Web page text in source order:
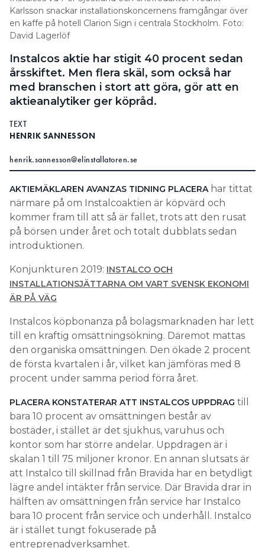
Information om GDPR
Search for:
SEARCH
Karlsson snackar installationskoncernens framgångar över
en kaffe på hotell Clarion Sign i centrala Stockholm. Foto:
David Lagerlöf
Instalcos aktie har stigit 40 procent sedan
årsskiftet. Men flera skäl, som också har
med branschen i stort att göra, gör att en
aktieanalytiker ger köpråd.
TEXT
HENRIK SANNESSON
henrik.sannesson@elinstallatoren.se
AKTIEMÄKLAREN AVANZAS TIDNING PLACERA har tittat
närmare på om Instalcoaktien är köpvärd och
kommer fram till att så är fallet, trots att den rusat
på börsen under året och totalt dubblats sedan
introduktionen.
Konjunkturen 2019: INSTALCO OCH
INSTALLATIONSJÄTTARNA OM VART SVENSK EKONOMI
ÄR PÅ VÄG
Instalcos köpbonanza på bolagsmarknaden har lett
till en kraftig omsättningsökning. Däremot mattas
den organiska omsättningen. Den ökade 2 procent
de första kvartalen i år, vilket kan jämföras med 8
procent under samma period förra året.
PLACERA KONSTATERAR ATT INSTALCOS UPPDRAG till
bara 10 procent av omsättningen består av
bostäder, i stället är det sjukhus, varuhus och
kontor som har större andelar. Uppdragen är i
skalan 1 till 75 miljoner kronor. En annan slutsats är
att Instalco till skillnad från Bravida har en betydligt
lägre andel intäkter från service. Där Bravida drar in
hälften av omsättningen från service har Instalco
bara 10 procent från service och underhåll. Instalco
är i stället tungt fokuserade på
entreprenadverksamhet.